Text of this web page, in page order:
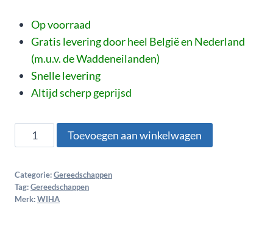
Op voorraad
Gratis levering door heel België en Nederland
(m.u.v. de Waddeneilanden)
Snelle levering
Altijd scherp geprijsd
Toevoegen aan winkelwagen
Categorie: Gereedschappen
Tag: Gereedschappen
Merk: WIHA